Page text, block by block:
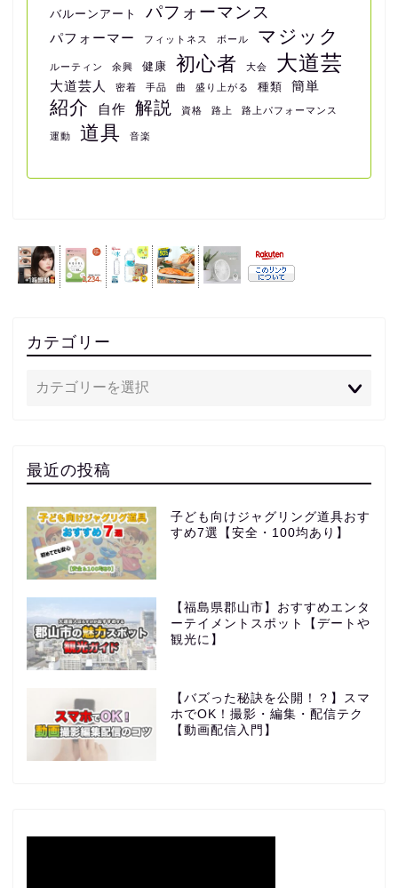
バルーンアート パフォーマンス
パフォーマー フィットネス ボール マジック
ルーティン 余興 健康 初心者 大会 大道芸
大道芸人 密着 手品 曲 盛り上がる 種類 簡単
紹介 自作 解説 資格 路上 路上パフォーマンス
運動 道具 音楽
カテゴリー
最近の投稿
子ども向けジャグリング道具おす
すめ7選【安全・100均あり】
【福島県郡山市】おすすめエンタ
ーテイメントスポット【デートや
観光に】
【バズった秘訣を公開！？】スマ
ホでOK！撮影・編集・配信テク
【動画配信入門】